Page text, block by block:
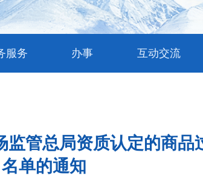
服务 办事 互动交流
管总局资质认定的商品
名单的通知